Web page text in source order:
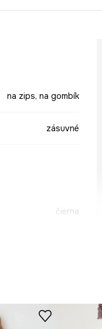
na zips, na gombík
zásuvné
čierna